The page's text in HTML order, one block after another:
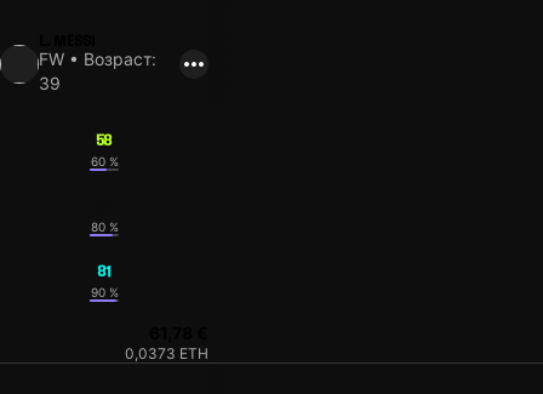
FW • Возраст:
39
58
60 %
80 %
81
90 %
0,0373 ETH